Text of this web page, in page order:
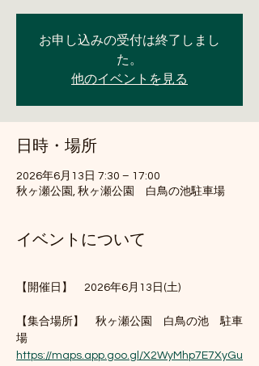
お申し込みの受付は終了しまし
た。
他のイベントを見る
日時・場所
2026年6月13日 7:30 – 17:00
秋ヶ瀬公園, 秋ヶ瀬公園 白鳥の池駐車場
イベントについて
【開催日】　2026年6月13日(土)
【集合場所】　秋ヶ瀬公園　白鳥の池　駐車
場
https://maps.app.goo.gl/X2WyMhp7E7XyGu